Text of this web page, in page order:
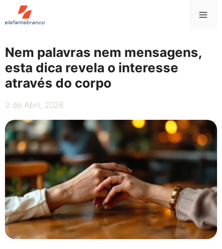
Saltar
para
Nem palavras nem mensagens,
esta dica revela o interesse
através do corpo
2 de Abril, 2026